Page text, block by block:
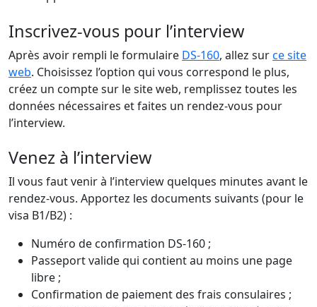
Inscrivez-vous pour l’interview
Après avoir rempli le formulaire DS-160, allez surce site
web. Choisissez l’option qui vous correspond le plus,
créez un compte sur le site web, remplissez toutes les
données nécessaires et faites un rendez-vous pour
l’interview.
Venez à l’interview
Il vous faut venir à l’interview quelques minutes avant le
rendez-vous. Apportez les documents suivants (pour le
visa B1/B2) :
Numéro de confirmation DS-160 ;
Passeport valide qui contient au moins une page
libre ;
Confirmation de paiement des frais consulaires ;